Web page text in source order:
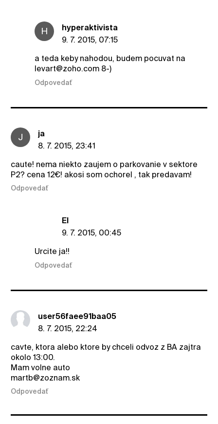
H
hyperaktivista
9. 7. 2015, 07:15
a teda keby nahodou, budem pocuvat na
levart@zoho.com 8-)
Odpovedať
J
ja
8. 7. 2015, 23:41
caute! nema niekto zaujem o parkovanie v sektore
P2? cena 12€! akosi som ochorel , tak predavam!
Odpovedať
El
9. 7. 2015, 00:45
Urcite ja!!
Odpovedať
user56faee91baa05
8. 7. 2015, 22:24
cavte, ktora alebo ktore by chceli odvoz z BA zajtra
okolo 13:00.
Mam volne auto
martb@zoznam.sk
Odpovedať